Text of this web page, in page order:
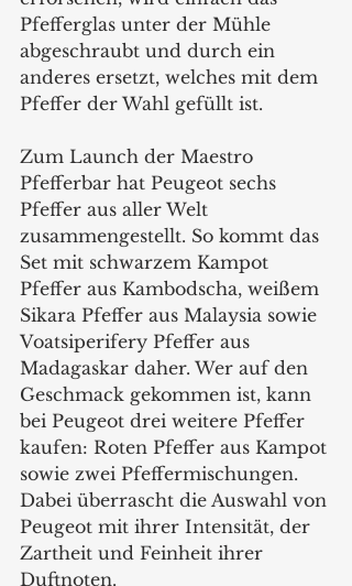
Pfefferglas unter der Mühle
abgeschraubt und durch ein
anderes ersetzt, welches mit dem
Pfeffer der Wahl gefüllt ist.
Zum Launch der Maestro
Pfefferbar hat Peugeot sechs
Pfeffer aus aller Welt
zusammengestellt. So kommt das
Set mit schwarzem Kampot
Pfeffer aus Kambodscha, weißem
Sikara Pfeffer aus Malaysia sowie
Voatsiperifery Pfeffer aus
Madagaskar daher. Wer auf den
Geschmack gekommen ist, kann
bei Peugeot drei weitere Pfeffer
kaufen: Roten Pfeffer aus Kampot
sowie zwei Pfeffermischungen.
Dabei überrascht die Auswahl von
Peugeot mit ihrer Intensität, der
Zartheit und Feinheit ihrer
Duftnoten.